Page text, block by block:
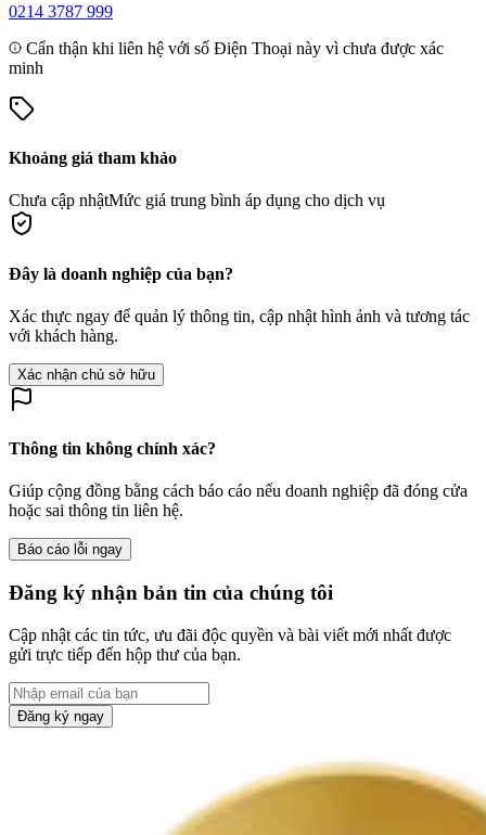
0214 3787 999
Cẩn thận khi liên hệ với số Điện Thoại này vì chưa được xác
minh
Khoảng giá tham khảo
Chưa cập nhậtMức giá trung bình áp dụng cho dịch vụ
Đây là doanh nghiệp của bạn?
Xác thực ngay để quản lý thông tin, cập nhật hình ảnh và tương tác
với khách hàng.
Xác nhận chủ sở hữu
Thông tin không chính xác?
Giúp cộng đồng bằng cách báo cáo nếu doanh nghiệp đã đóng cửa
hoặc sai thông tin liên hệ.
Báo cáo lỗi ngay
Đăng ký nhận bản tin của chúng tôi
Cập nhật các tin tức, ưu đãi độc quyền và bài viết mới nhất được
gửi trực tiếp đến hộp thư của bạn.
Đăng ký ngay